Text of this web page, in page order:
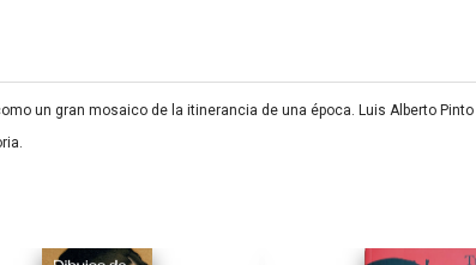
un gran mosaico de la itinerancia de una época. Luis Alberto